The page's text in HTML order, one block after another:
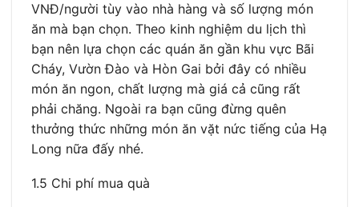
VNĐ/người tùy vào nhà hàng và số lượng món
ăn mà bạn chọn. Theo kinh nghiệm du lịch thì
bạn nên lựa chọn các quán ăn gần khu vực Bãi
Cháy, Vườn Đào và Hòn Gai bởi đây có nhiều
món ăn ngon, chất lượng mà giá cả cũng rất
phải chăng. Ngoài ra bạn cũng đừng quên
thưởng thức những món ăn vặt nức tiếng của Hạ
Long nữa đấy nhé.
1.5 Chi phí mua quà